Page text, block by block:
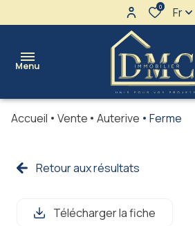
0 Fr
Menu
appartements
Ventes
Accueil Vente Auterive Ferme
Retour aux résultats
Télécharger la fiche